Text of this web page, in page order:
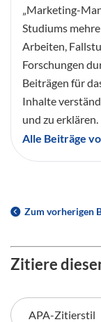
„Marketing-
Studiums
Arbeiten,
Forschungen
Beiträgen für
Inhalte
und zu erklären.
Alle Beiträge
Zum vorherigen
Zitiere